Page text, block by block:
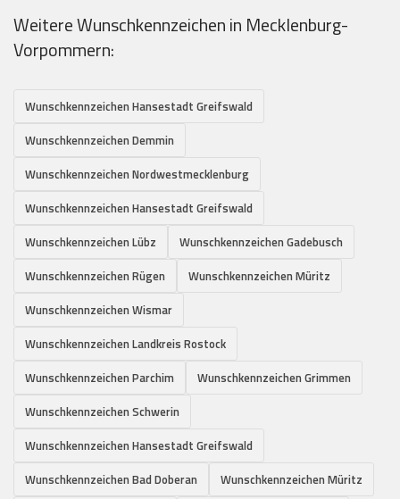
Weitere Wunschkennzeichen in Mecklenburg-
Vorpommern:
Wunschkennzeichen Hansestadt Greifswald
Wunschkennzeichen Demmin
Wunschkennzeichen Nordwestmecklenburg
Wunschkennzeichen Hansestadt Greifswald
Wunschkennzeichen Lübz
Wunschkennzeichen Gadebusch
Wunschkennzeichen Rügen
Wunschkennzeichen Müritz
Wunschkennzeichen Wismar
Wunschkennzeichen Landkreis Rostock
Wunschkennzeichen Parchim
Wunschkennzeichen Grimmen
Wunschkennzeichen Schwerin
Wunschkennzeichen Hansestadt Greifswald
Wunschkennzeichen Bad Doberan
Wunschkennzeichen Müritz